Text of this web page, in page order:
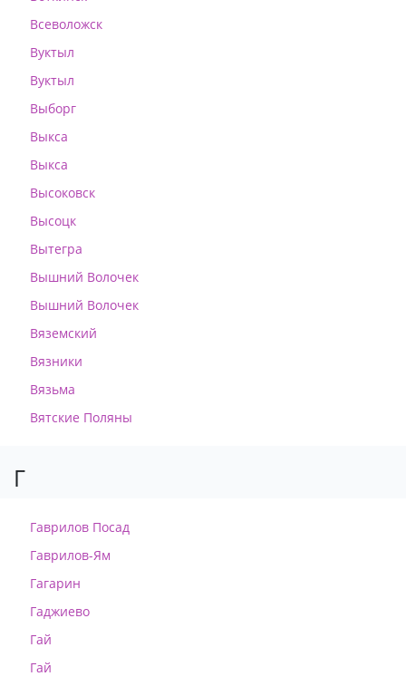
Всеволожск
Вуктыл
Вуктыл
Выборг
Выкса
Выкса
Высоковск
Высоцк
Вытегра
Вышний Волочек
Вышний Волочек
Вяземский
Вязники
Вязьма
Вятские Поляны
Г
Гаврилов Посад
Гаврилов-Ям
Гагарин
Гаджиево
Гай
Гай